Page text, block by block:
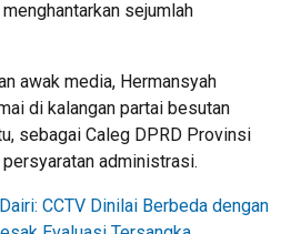
sejumlah
awak media, Hermansyah
di kalangan partai besutan
sebagai Caleg DPRD Provinsi
administrasi.
CCTV Dinilai Berbeda dengan